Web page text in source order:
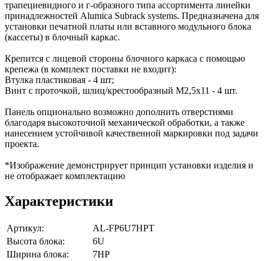
трапециевидного и г-образного типа ассортимента линейки
принадлежностей Alumica Subrack systems. Предназначена для
установки печатной платы или вставного модульного блока
(кассеты) в блочный каркас.
Крепится с лицевой стороны блочного каркаса с помощью
крепежа (в комплект поставки не входит):
Втулка пластиковая - 4 шт;
Винт с проточкой, шлиц/крестообразный М2,5х11 - 4 шт.
Панель опционально возможно дополнить отверстиями
благодаря высокоточной механической обработки, а также
нанесением устойчивой качественной маркировки под задачи
проекта.
*Изображение демонстрирует принцип установки изделия и
не отображает комплектацию
Характеристики
Артикул:
AL-FP6U7HPT
Высота блока:
6U
Ширина блока:
7HP